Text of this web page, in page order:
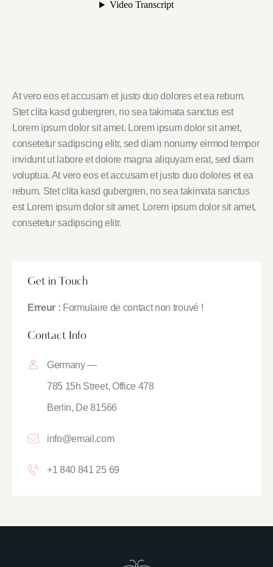
At vero eos et accusam et justo duo dolores et ea rebum.
Stet clita kasd gubergren, no sea takimata sanctus est
Lorem ipsum dolor sit amet. Lorem ipsum dolor sit amet,
consetetur sadipscing elitr, sed diam nonumy eirmod tempor
invidunt ut labore et dolore magna aliquyam erat, sed diam
voluptua. At vero eos et accusam et justo duo dolores et ea
rebum. Stet clita kasd gubergren, no sea takimata sanctus
est Lorem ipsum dolor sit amet. Lorem ipsum dolor sit amet,
consetetur sadipscing elitr.
Get in Touch
Erreur : Formulaire de contact non trouvé !
Contact Info
Germany —
785 15h Street, Office 478
Berlin, De 81566
info@email.com
+1 840 841 25 69